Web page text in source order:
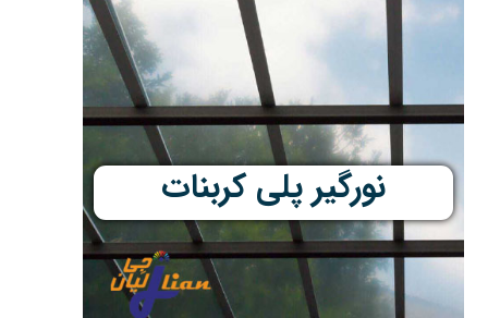
نورگیر پلی کربنات